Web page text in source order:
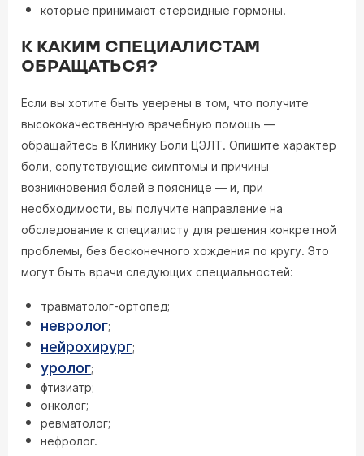
которые принимают стероидные гормоны.
К КАКИМ СПЕЦИАЛИСТАМ
ОБРАЩАТЬСЯ?
Если вы хотите быть уверены в том, что получите
высококачественную врачебную помощь —
обращайтесь в Клинику Боли ЦЭЛТ. Опишите характер
боли, сопутствующие симптомы и причины
возникновения болей в пояснице — и, при
необходимости, вы получите направление на
обследование к специалисту для решения конкретной
проблемы, без бесконечного хождения по кругу. Это
могут быть врачи следующих специальностей:
травматолог-ортопед;
невролог;
нейрохирург;
уролог;
фтизиатр;
онколог;
ревматолог;
нефролог.